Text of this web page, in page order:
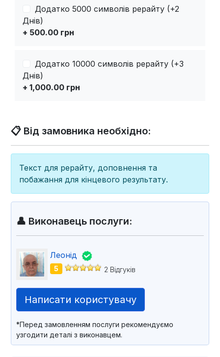
Додатко 5000 символів рерайту (+2
Днів)
+ 500.00 грн
Додатко 10000 символів рерайту (+3
Днів)
+ 1,000.00 грн
📋 Від замовника необхідно:
Текст для рерайту, доповнення та
побажання для кінцевого результату.
👤 Виконавець послуги:
Леонід
5 2 Відгуків
Написати користувачу
*Перед замовленням послуги рекомендуємо
узгодити деталі з виконавцем.